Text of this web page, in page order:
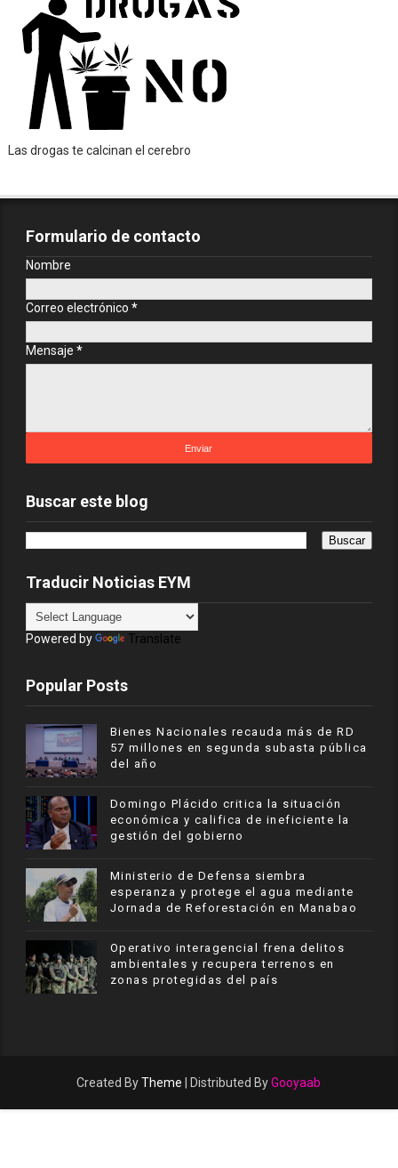
Las drogas te calcinan el cerebro
Formulario de contacto
Nombre
Correo electrónico *
Mensaje *
Buscar este blog
Traducir Noticias EYM
Powered by Translate
Popular Posts
Bienes Nacionales recauda más de RD
57 millones en segunda subasta pública
del año
​Domingo Plácido critica la situación
económica y califica de ineficiente la
gestión del gobierno
Ministerio de Defensa siembra
esperanza y protege el agua mediante
Jornada de Reforestación en Manabao
Operativo interagencial frena delitos
ambientales y recupera terrenos en
zonas protegidas del país
Created ByTheme | Distributed ByGooyaab